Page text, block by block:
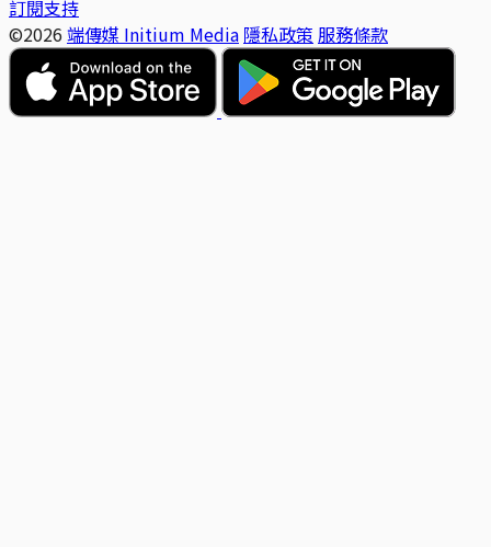
訂閱支持
©2026 端傳媒 Initium Media 隱私政策 服務條款